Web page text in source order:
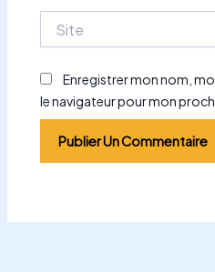
Enregistrer mon nom,
le navigateur pour mon